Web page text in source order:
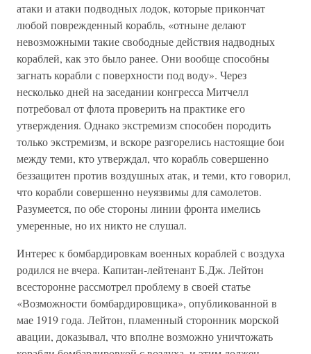
атаки и атаки подводных лодок, которые прикончат
любой поврежденный корабль, «отныне делают
невозможными такие свободные действия надводных
кораблей, как это было ранее. Они вообще способны
загнать корабли с поверхности под воду». Через
несколько дней на заседании конгресса Митчелл
потребовал от флота проверить на практике его
утверждения. Однако экстремизм способен породить
только экстремизм, и вскоре разгорелись настоящие бои
между теми, кто утверждал, что корабль совершенно
беззащитен против воздушных атак, и теми, кто говорил,
что корабли совершенно неуязвимы для самолетов.
Разумеется, по обе стороны линии фронта имелись
умеренные, но их никто не слушал.
Интерес к бомбардировкам военных кораблей с воздуха
родился не вчера. Капитан-лейтенант Б.Дж. Лейтон
всесторонне рассмотрел проблему в своей статье
«Возможности бомбардировщика», опубликованной в
мае 1919 года. Лейтон, пламенный сторонник морской
авации, доказывал, что вполне возможно уничтожать